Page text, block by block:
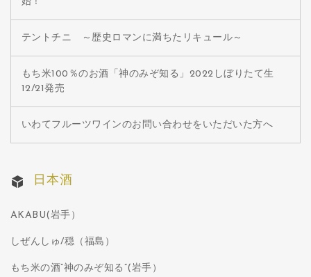
テントチニ ～歴史ロマンに満ちたリキュール～
もち米100％のお酒「神のみぞ知る」2022しぼりたて生
12/21発売
いわてフルーツワインのお問い合わせをいただいた方へ
日本酒
AKABU(岩手）
しぜんしゅ/穏（福島）
もち米の酒”神のみぞ知る”(岩手）